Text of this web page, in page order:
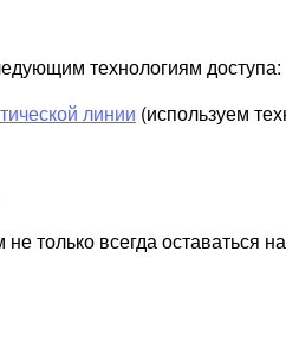
технологиям доступа:
линии (используем
только всегда